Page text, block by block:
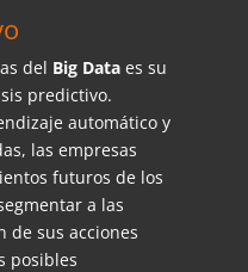
del Big Dataes su
predictivo.
automático y
las empresas
futuros de los
a las
de sus acciones
posibles